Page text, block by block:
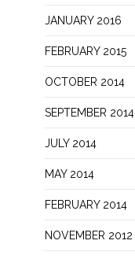
JANUARY 2016
FEBRUARY 2015
OCTOBER 2014
SEPTEMBER 2014
JULY 2014
MAY 2014
FEBRUARY 2014
NOVEMBER 2012